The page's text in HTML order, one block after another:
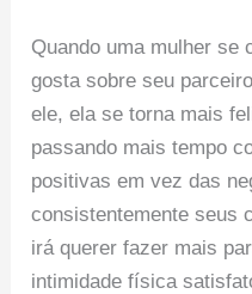
Quando uma mulher se
gosta sobre seu
ele, ela se torna mais
passando mais tempo
positivas em vez das
consistentemente seus
irá querer fazer mais
intimidade física